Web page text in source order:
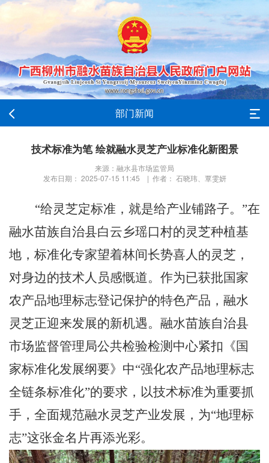
部门新闻
技术标准为笔 绘就融水灵芝产业标准化新图景
来源：融水县市场监管局
发布日期： 2025-07-15 11:45 | 作者： 石晓玮、覃雯妍
“给灵芝定标准，就是给产业铺路子。”在
融水苗族自治县白云乡瑶口村的灵芝种植基
地，标准化专家望着林间长势喜人的灵芝，
对身边的技术人员感慨道。作为已获批国家
农产品地理标志登记保护的特色产品，融水
灵芝正迎来发展的新机遇。融水苗族自治县
市场监督管理局公共检验检测中心紧扣《国
家标准化发展纲要》中“强化农产品地理标志
全链条标准化”的要求，以技术标准为重要抓
手，全面规范融水灵芝产业发展，为“地理标
志”这张金名片再添光彩。